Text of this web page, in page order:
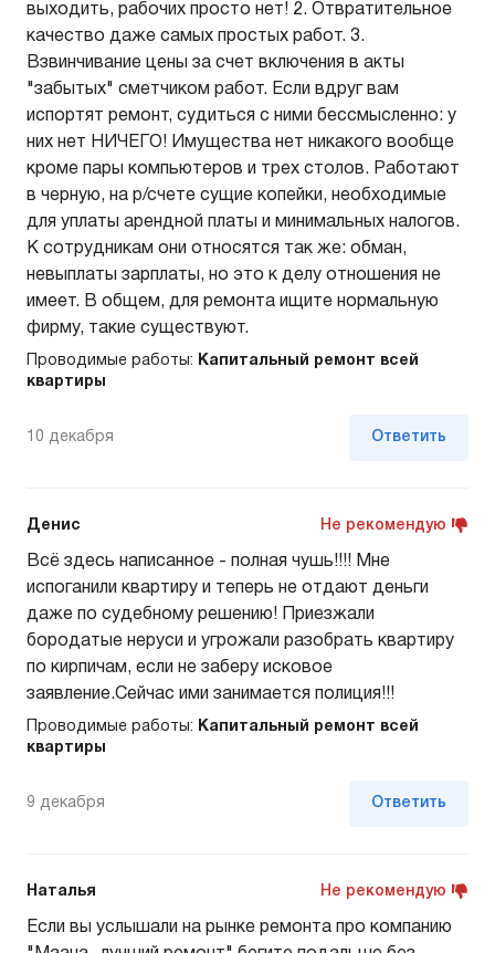
выходить, рабочих просто нет! 2. Отвратительное
качество даже самых простых работ. 3.
Взвинчивание цены за счет включения в акты
"забытых" сметчиком работ. Если вдруг вам
испортят ремонт, судиться с ними бессмысленно: у
них нет НИЧЕГО! Имущества нет никакого вообще
кроме пары компьютеров и трех столов. Работают
в черную, на р/счете сущие копейки, необходимые
для уплаты арендной платы и минимальных налогов.
К сотрудникам они относятся так же: обман,
невыплаты зарплаты, но это к делу отношения не
имеет. В общем, для ремонта ищите нормальную
фирму, такие существуют.
Проводимые работы:
Капитальный ремонт всей
квартиры
10 декабря Ответить
Денис Не рекомендую
Всё здесь написанное - полная чушь!!!! Мне
испоганили квартиру и теперь не отдают деньги
даже по судебному решению! Приезжали
бородатые неруси и угрожали разобрать квартиру
по кирпичам, если не заберу исковое
заявление.Сейчас ими занимается полиция!!!
Проводимые работы:
Капитальный ремонт всей
квартиры
9 декабря Ответить
Наталья Не рекомендую
Если вы услышали на рынке ремонта про компанию